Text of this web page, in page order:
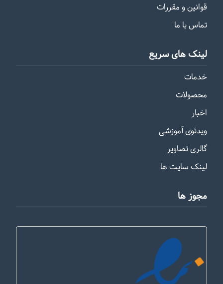
قوانین و مقررات
تماس با ما
لینک های سریع
خدمات
محصولات
اخبار
ویدئوی آموزشی
گالری تصاویر
لینک سایت ها
مجوز ها